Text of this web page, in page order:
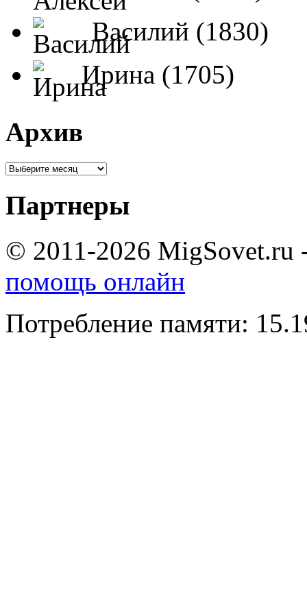
Василий (1830)
Ирина (1705)
Архив
Партнеры
© 2011-2026 MigSovet.ru
помощь онлайн
Потребление памяти: